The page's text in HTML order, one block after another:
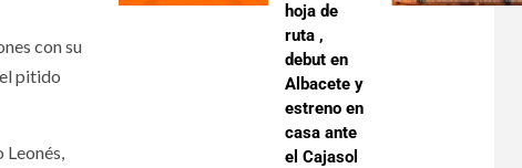
con su
pitido
hoja de
ruta ,
debut en
Albacete y
estreno en
casa ante
el Cajasol